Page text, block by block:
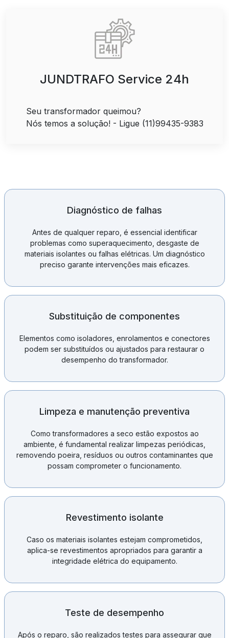
JUNDTRAFO Service 24h
Seu transformador queimou?
Nós temos a solução! - Ligue (11)99435-9383
Diagnóstico de falhas
Antes de qualquer reparo, é essencial identificar
problemas como superaquecimento, desgaste de
materiais isolantes ou falhas elétricas. Um diagnóstico
preciso garante intervenções mais eficazes.
Substituição de componentes
Elementos como isoladores, enrolamentos e conectores
podem ser substituídos ou ajustados para restaurar o
desempenho do transformador.
Limpeza e manutenção preventiva
Como transformadores a seco estão expostos ao
ambiente, é fundamental realizar limpezas periódicas,
removendo poeira, resíduos ou outros contaminantes que
possam comprometer o funcionamento.
Revestimento isolante
Caso os materiais isolantes estejam comprometidos,
aplica-se revestimentos apropriados para garantir a
integridade elétrica do equipamento.
Teste de desempenho
Após o reparo, são realizados testes para assegurar que